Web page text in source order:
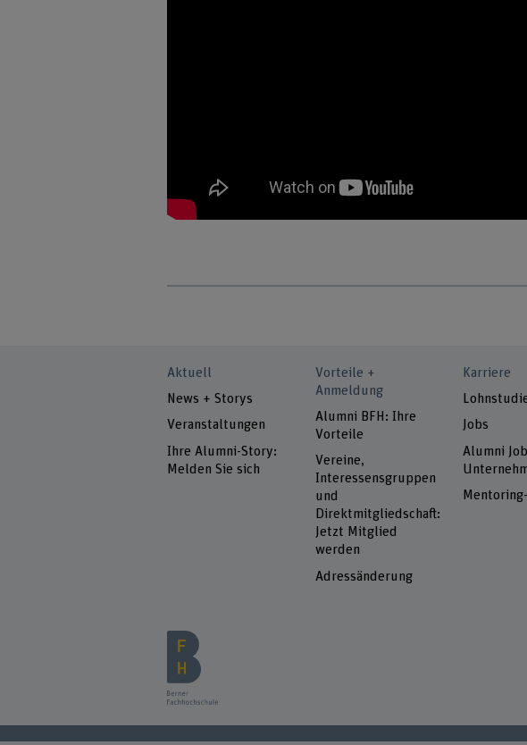
Aktuell
News + Storys
Veranstaltungen
Ihre Alumni-Story:
Melden Sie sich
Vorteile +
Anmeldung
Alumni BFH: Ihre
Vorteile
Vereine,
Interessensgruppen
und
Direktmitgliedschaft:
Jetzt Mitglied
werden
Adressänderung
Karriere
Jobs
Alumni